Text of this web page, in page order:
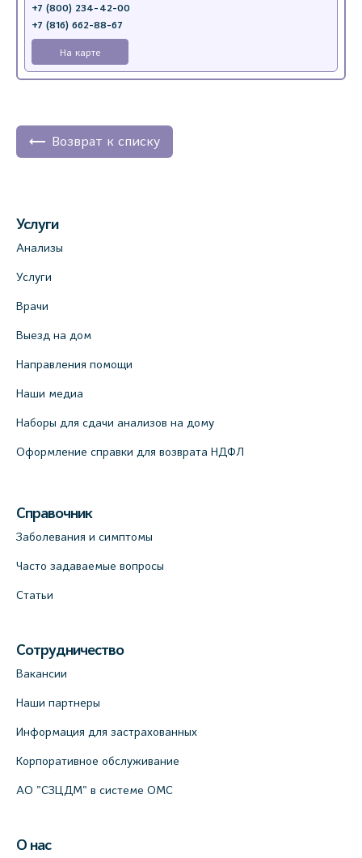
+7 (800) 234-42-00
+7 (816) 662-88-67
На карте
Возврат к списку
Услуги
Анализы
Услуги
Врачи
Выезд на дом
Направления помощи
Наши медиа
Наборы для сдачи анализов на дому
Оформление справки для возврата НДФЛ
Справочник
Заболевания и симптомы
Часто задаваемые вопросы
Статьи
Сотрудничество
Вакансии
Наши партнеры
Информация для застрахованных
Корпоративное обслуживание
АО "СЗЦДМ" в системе ОМС
О нас